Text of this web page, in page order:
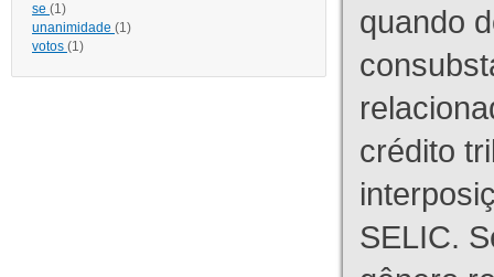
se (1)
unanimidade (1)
votos (1)
quando
crédito
SELIC.